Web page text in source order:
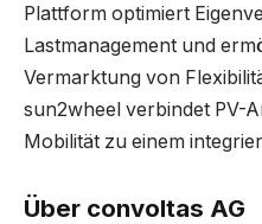
Plattform optimiert
Lastmanagement und
Vermarktung von
sun2wheel verbindet PV-
Mobilität zu einem
Über convoltas AG